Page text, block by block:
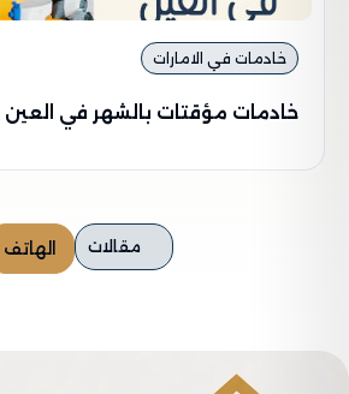
خادمات في الامارات
خادمات مؤقتات بالشهر في العين 0588894578
مقالات الهاتف